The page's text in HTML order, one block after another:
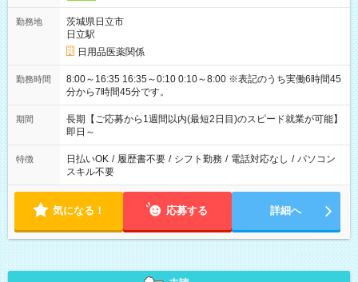
勤務地
茨城県日立市
日立駅
日用品医薬関係
勤務時間
8:00～16:35 16:35～0:10 0:10～8:00 ※表記のうち実働6時間45
分から7時間45分です。
期間
長期【ご応募から1週間以内(最短2日目)のスピード就業が可能】
即日～
特徴 日払いOK / 履歴書不要 / シフト勤務 / 電話対応なし / パソコン
スキル不要
気になる！ 応募する 詳細へ